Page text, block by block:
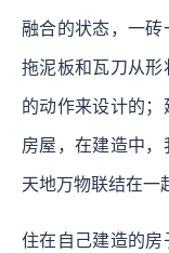
融合的状态，一砖
拖泥板和瓦刀从形
的动作来设计的
房屋，在建造中，
天地万物联结在一
住在自己建造的